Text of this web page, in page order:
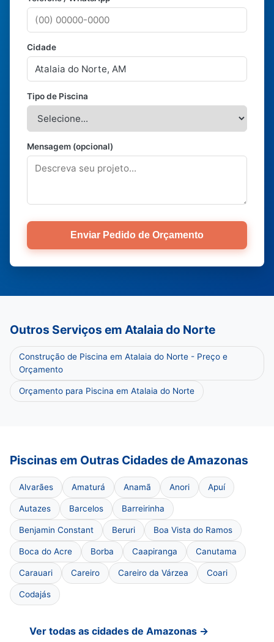
Cidade
Tipo de Piscina
Mensagem (opcional)
Enviar Pedido de Orçamento
Outros Serviços em Atalaia do Norte
Construção de Piscina em Atalaia do Norte - Preço e
Orçamento
Orçamento para Piscina em Atalaia do Norte
Piscinas em Outras Cidades de Amazonas
Alvarães Amaturá Anamã Anori Apuí
Autazes Barcelos Barreirinha
Benjamin Constant Beruri Boa Vista do Ramos
Boca do Acre Borba Caapiranga Canutama
Carauari Careiro Careiro da Várzea Coari
Codajás
Ver todas as cidades de Amazonas →